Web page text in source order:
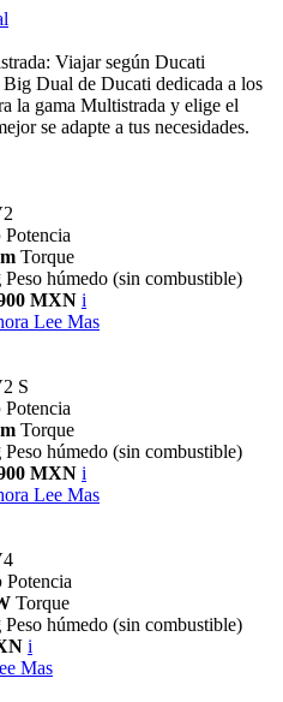
Viajar según Ducati
Dual de Ducati dedicada a los
la gama Multistrada y elige el
se adapte a tus necesidades.
Potencia
Torque
Peso húmedo (sin combustible)
MXN i
Lee Mas
S
Potencia
Torque
Peso húmedo (sin combustible)
MXN i
Lee Mas
Potencia
Torque
Peso húmedo (sin combustible)
i
Mas